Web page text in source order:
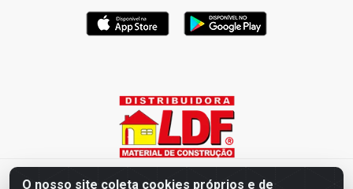
O nosso site coleta cookies próprios e de
Distribuidora LDF - Av. Presidente Tancredo Neves, 203 – Bairro